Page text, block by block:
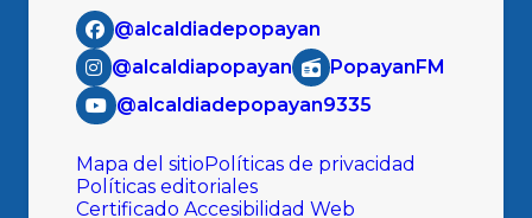
@alcaldiadepopayan
@alcaldiapopayan
PopayanFM
@alcaldiadepopayan9335
Mapa del sitioPolíticas de privacidad
Políticas editoriales
Certificado Accesibilidad Web